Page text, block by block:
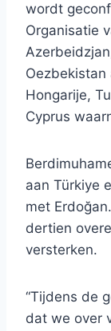
wordt
Organisatie
Hongarije,
Cyprus
aan Türkiye
met
dertien
versterken.
“Tijdens de
dat we over